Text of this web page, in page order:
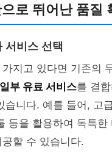
로 뛰어난 품질
서비스 선택
지고 있다면 기존의
일부 유료 서비스를 결
습니다. 예를 들어, 고
등을 활용하여 독특한
할 수 있습니다.